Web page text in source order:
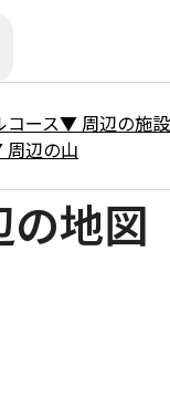
コース▼ 周辺の施
周辺の山
地図